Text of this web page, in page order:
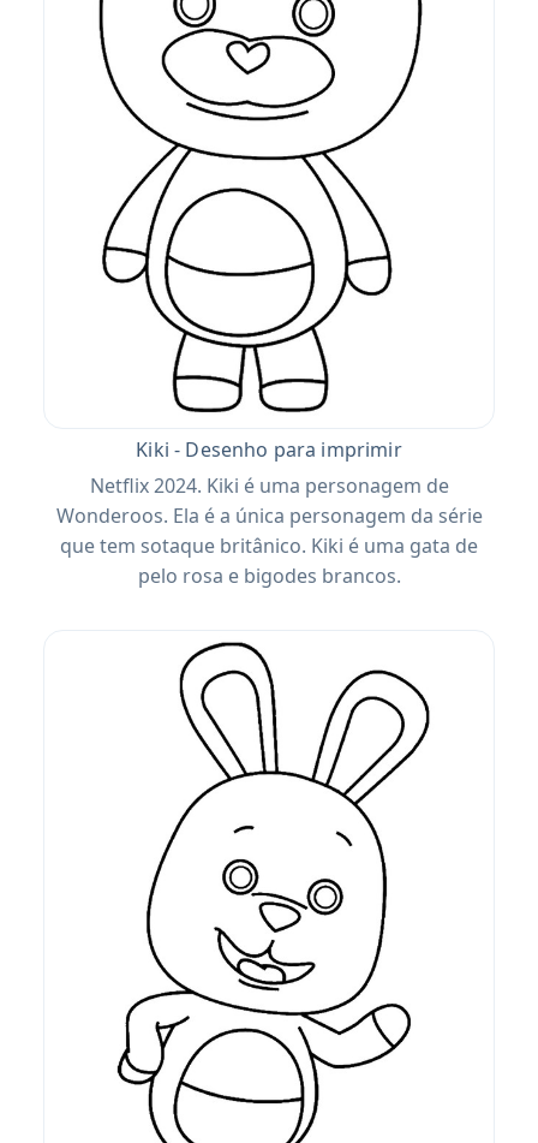
Kiki - Desenho para imprimir
Netflix 2024. Kiki é uma personagem de
Wonderoos. Ela é a única personagem da série
que tem sotaque britânico. Kiki é uma gata de
pelo rosa e bigodes brancos.